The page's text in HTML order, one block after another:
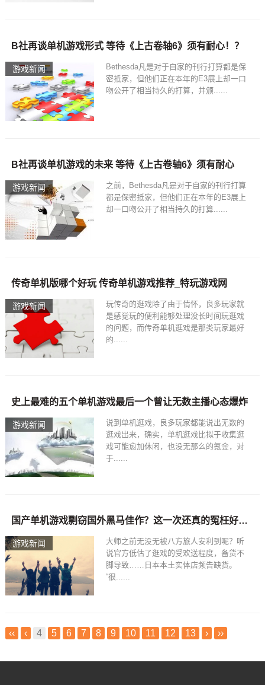
游戏新闻
B社再谈单机游戏形式 等待《上古卷轴6》须有耐心！？
Bethesda凡是对于自家的刊行打算都是保
密抵家，但他们正在本年的E3展上却一口
吻公开了相当持久的打算，并颁......
游戏新闻
B社再谈单机游戏的未来 等待《上古卷轴6》须有耐心
之前，Bethesda凡是对于自家的刊行打算
都是保密抵家，但他们正在本年的E3展上
却一口吻公开了相当持久的打算......
游戏新闻
传奇单机版哪个好玩 传奇单机游戏推荐_特玩游戏网
玩传奇的逛戏除了由于情怀，良多玩家就
是感觉玩的便利能够处理没长时间玩逛戏
的问题，而传奇单机逛戏是那类玩家最好
的......
游戏新闻
史上最难的五个单机游戏最后一个曾让无数主播心态爆炸
说到单机逛戏，良多玩家都能说出无数的
逛戏出来，确实，单机逛戏比拟于收集逛
戏可能愈加休闲，也没无那么的氪金，对
于......
游戏新闻
国产单机游戏剽窃国外黑马佳作？这一次还真的冤枉好人了
大师之前无没无被八方旅人安利到呢？听
说官方低估了逛戏的受欢送程度，备货不
脚导致……日本本土实体店频告缺货。
“很......
‹‹ ‹ 4 5 6 7 8 9 10 11 12 13 › ››